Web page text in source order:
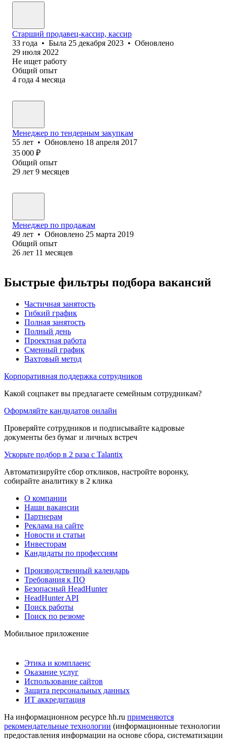
Старший продавец-кассир, кассир
33 года • Была 25 декабря 2023 • Обновлено
29 июля 2022
Не ищет работу
Общий опыт
4 года 4 месяца
Менеджер по тендерным закупкам
55 лет • Обновлено 18 апреля 2017
35 000 ₽
Общий опыт
29 лет 9 месяцев
Менеджер по продажам
49 лет • Обновлено 25 марта 2019
Общий опыт
26 лет 11 месяцев
Быстрые фильтры подбора вакансий
Частичная занятость
Гибкий график
Полная занятость
Полный день
Проектная работа
Сменный график
Вахтовый метод
Корпоративная поддержка сотрудников
Какой соцпакет вы предлагаете семейным сотрудникам?
Оформляйте кандидатов онлайн
Проверяйте сотрудников и подписывайте кадровые
документы без бумаг и личных встреч
Ускорьте подбор в 2 раза с Talantix
Автоматизируйте сбор откликов, настройте воронку,
собирайте аналитику в 2 клика
О компании
Наши вакансии
Партнерам
Реклама на сайте
Новости и статьи
Инвесторам
Кандидаты по профессиям
Производственный календарь
Требования к ПО
Безопасный HeadHunter
HeadHunter API
Поиск работы
Поиск по резюме
Мобильное приложение
Этика и комплаенс
Оказание услуг
Использование сайтов
Защита персональных данных
ИТ аккредитация
На информационном ресурсе hh.ru применяются
рекомендательные технологии (информационные технологии
предоставления информации на основе сбора, систематизации